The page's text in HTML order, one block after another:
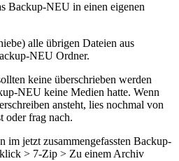
Backup-NEU in einen eigenen
alle übrigen Dateien aus
NEU Ordner.
keine überschrieben werden
NEU keine Medien hatte. Wenn
ansteht, lies nochmal von
oder frag nach.
im jetzt zusammengefassten Backup-
> 7-Zip > Zu einem Archiv